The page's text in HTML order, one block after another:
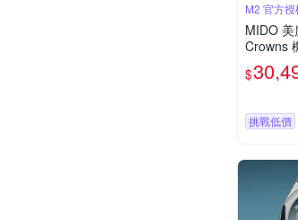
M2 官方
MIDO
Crowns
$
挑戰低價